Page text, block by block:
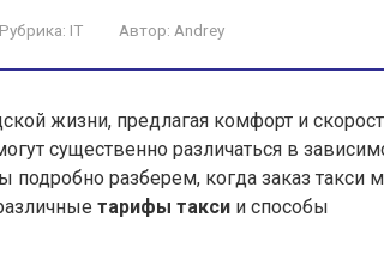
Рубрика: IT Автор: Andrey
жизни, предлагая комфорт и
существенно различаться в
подробно разберем, когда заказ такси
тарифы такси и способы